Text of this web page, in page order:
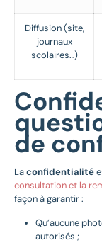
Diffusion (site,
journaux
scolaires…)
de
Laconfidentialité
consultation et la
façon à garantir :
Qu’aucune
autorisés ;